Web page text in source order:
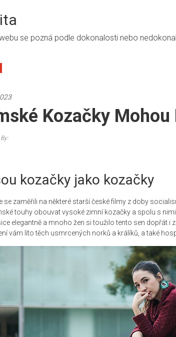
se pozná podle dokonalosti nebo
Kozačky Mohou
kozačky jako kozačky
se zaměřili na některé starší české filmy z doby
touhy obouvat vysoké zimní kozačky a spolu s
elegantně a mnoho žen si toužilo tento sen dopřát i
vám líto těch usmrcených norků a králíků, a také